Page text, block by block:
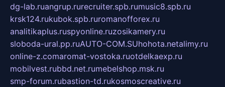
dg-lab.ruangrup.rurecruiter.spb.rumusic8.spb.ru
krsk124.rukubok.spb.ruromanofforex.ru
analitikaplus.ruspyonline.ruzosikamery.ru
sloboda-ural.pp.ruAUTO-COM.SUhohota.netalimy.ru
online-z.comaromat-vostoka.ruotdelkaexp.ru
mobilvest.rubbd.net.rumebelshop.msk.ru
smp-forum.rubastion-td.rukosmoscreative.ru